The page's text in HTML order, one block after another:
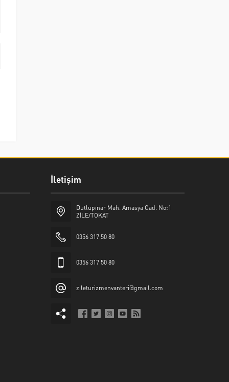
İletişim
Dutlupınar Mah. Amasya Cad. No:1
ZİLE/TOKAT
0356 317 50 80
0356 317 50 80
zileturizmenvanteri@gmail.com